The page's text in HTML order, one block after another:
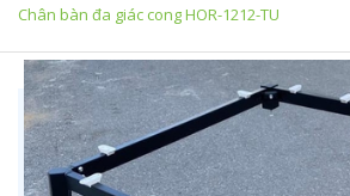
Chân bàn đa giác cong HOR-1212-TU